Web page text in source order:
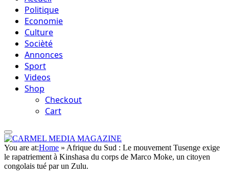
Politique
Economie
Culture
Socièté
Annonces
Sport
Videos
Shop
Checkout
Cart
You are at:Home » Afrique du Sud : Le mouvement Tusenge exige
le rapatriement à Kinshasa du corps de Marco Moke, un citoyen
congolais tué par un Zulu.